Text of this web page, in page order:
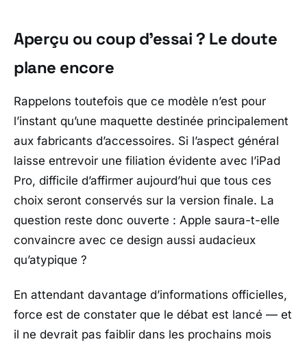
Aperçu ou coup d’essai ? Le doute
plane encore
Rappelons toutefois que ce modèle n’est pour
l’instant qu’une maquette destinée principalement
aux fabricants d’accessoires. Si l’aspect général
laisse entrevoir une filiation évidente avec l’iPad
Pro, difficile d’affirmer aujourd’hui que tous ces
choix seront conservés sur la version finale. La
question reste donc ouverte : Apple saura-t-elle
convaincre avec ce design aussi audacieux
qu’atypique ?
En attendant davantage d’informations officielles,
force est de constater que le débat est lancé — et
il ne devrait pas faiblir dans les prochains mois